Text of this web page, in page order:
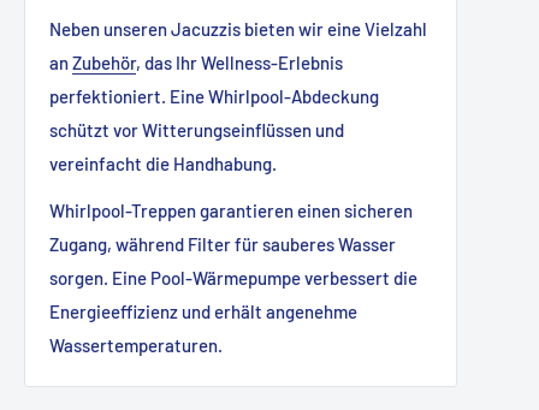
Neben unseren Jacuzzis bieten wir eine Vielzahl
anZubehör, das Ihr Wellness-Erlebnis
perfektioniert. Eine Whirlpool-Abdeckung
schützt vor Witterungseinflüssen und
vereinfacht die Handhabung.
Whirlpool-Treppen garantieren einen sicheren
Zugang, während Filter für sauberes Wasser
sorgen. Eine Pool-Wärmepumpe verbessert die
Energieeffizienz und erhält angenehme
Wassertemperaturen.